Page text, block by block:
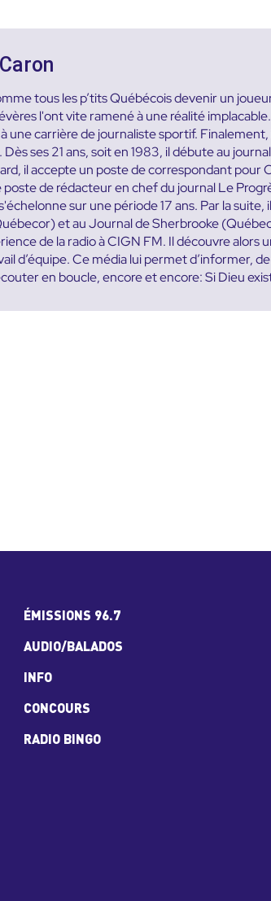
tous les p’tits Québécois devenir un
l'ont vite ramené à une réalité
une carrière de journaliste sportif.
ses 21 ans, soit en 1983, il débute au
il accepte un poste de correspondant pour
de rédacteur en chef du journal Le
sur une période 17 ans. Par la suite,
et au Journal de Sherbrooke
de la radio à CIGN FM. Il découvre alors
d’équipe. Ce média lui permet d’informer,
en boucle, encore et encore: Si Dieu
ÉMISSIONS 96.7
AUDIO/BALADOS
INFO
CONCOURS
RADIO BINGO